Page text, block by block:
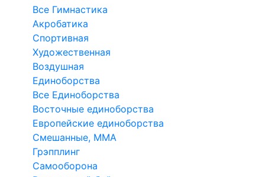
Все Гимнастика
Акробатика
Спортивная
Художественная
Воздушная
Единоборства
Все Единоборства
Восточные единоборства
Европейские единоборства
Смешанные, ММА
Грэпплинг
Самооборона